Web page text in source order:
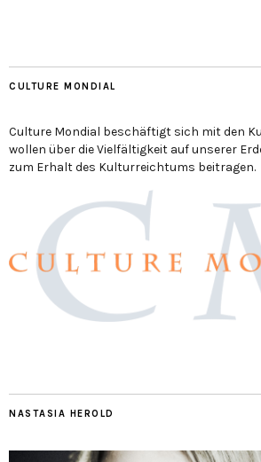
CULTURE MONDIAL
Culture Mondial beschäftigt sich mit den
wollen über die Vielfältigkeit auf unserer
zum Erhalt des Kulturreichtums beitragen.
NASTASIA HEROLD